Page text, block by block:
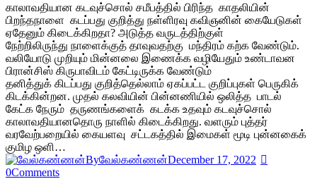
காலாவதியான கடவுச்சொல் சமீபத்தில் பிரிந்த காதலியின்
பிறந்தநாளை கடப்பது குறித்து நள்ளிரவு கவிஞனின் கையேடுகள்
ஏதேனும் கிடைக்கிறதா? அடுத்த வருடத்திற்குள்
நேற்றிலிருந்து நாளைக்குத் தாவுவதற்கு மந்திரம் கற்க வேண்டும்.
வலியோடு முறியும் மின்னலை இணைக்க வழியேதும் உண்டாவன
பிரான்சிஸ் கிருபாவிடம் கேட்டிருக்க வேண்டும்
தனித்துக் கிடப்பது குறித்தெல்லாம் ஏகப்பட்ட குறிப்புகள் பெருகிக்
கிடக்கின்றன. முதல் கலவியின் பின்னணியில் ஒலித்த பாடல்
கேட்க நேரும் தருணங்களைக் கடக்க உதவும் கடவுச்சொல்
காலாவதியானதொரு நாளில் கிடைக்கிறது. வளரும் புத்தர்
வரவேற்பறையில் கையளவு சட்டகத்தில் இமைகள் மூடி புன்னகைக்
குமிழ ஒளி…
Byவேல்கண்ணன்December 17, 2022
0Comments